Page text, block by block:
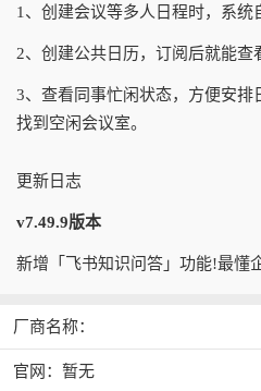
1、创建会议等多人日程时，系统
2、创建公共日历，订阅后就能查
3、查看同事忙闲状态，方便安
找到空闲会议室。
更新日志
v7.49.9版本
新增「飞书知识问答」功能!最懂
厂商名称：
官网：暂无